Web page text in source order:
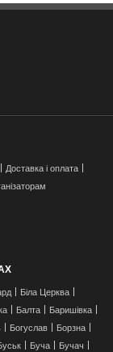
Доставка і оплата
Біла Церква
Балта
Баришівка
Богуслав
Борзна
Буча
Бучач